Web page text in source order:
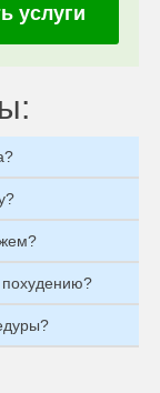
услуги
похудению?